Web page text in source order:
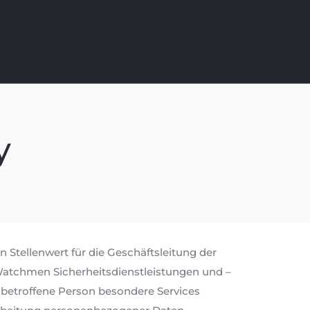
Stellenwert für die Geschäftsleitung der
Sicherheitsdienstleistungen und –
Person besondere Services